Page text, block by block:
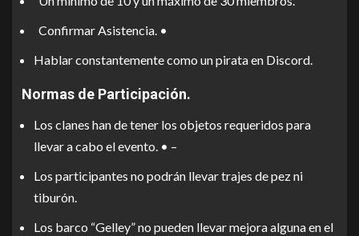
Confirmar Asistencia. •
Hablar constantemente como un pirata en Discord.
Normas de Participación.
Los clanes han de tener los objetos requeridos para
llevar a cabo el evento. • –
Los participantes no podrán llevar trajes de pez ni
tiburón.
Los barco “Gelley” no pueden llevar mejora alguna en el